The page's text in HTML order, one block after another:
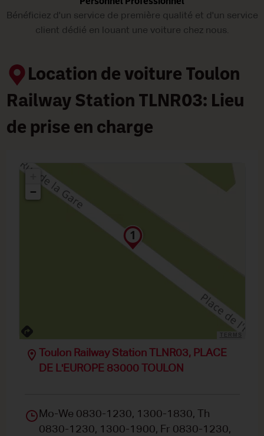
Bénéficiez d'un service de première qualité et d'un service
client dédié en louant une voiture chez nous.
Location de voiture Toulon
Railway Station TLNR03: Lieu
de prise en charge
−
Toulon Railway Station TLNR03, PLACE
DE L'EUROPE 83000 TOULON
Mo-We 0830-1230, 1300-1830, Th
0830-1230, 1300-1900, Fr 0830-1230,